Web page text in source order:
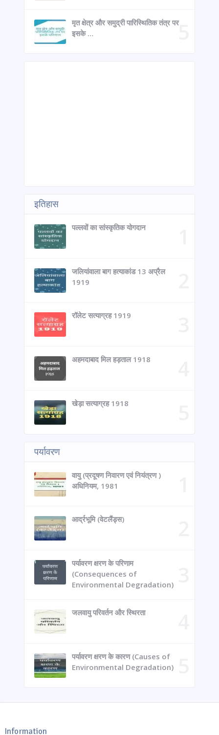
मृत क्षेत्र और समुद्री पारिस्थितिक तंत्र पर
इसके …
इतिहास
पल्लवों का सांस्कृतिक योगदान
जलियांवाला बाग हत्याकांड 13 अप्रैल
1919
रॉलेट सत्याग्रह 1919
अहमदाबाद मिल हड़ताल 1918
खेड़ा सत्याग्रह 1918
पर्यावरण
वायु (प्रदूषण निवारण एवं नियंत्रण )
अधिनियम, 1981
आर्द्रभूमि (वेटलैंड्स)
पर्यावरण क्षरण के परिणाम
(Consequences of
Environmental Degradation)
जलवायु परिवर्तन और स्थिरता
पर्यावरण क्षरण के कारण (Causes of
Environmental Degradation)
Information